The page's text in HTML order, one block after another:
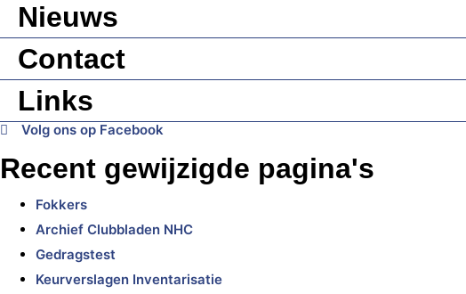
Nieuws
Contact
Links
Volg ons op Facebook
Recent gewijzigde pagina's
Fokkers
Archief Clubbladen NHC
Gedragstest
Keurverslagen Inventarisatie